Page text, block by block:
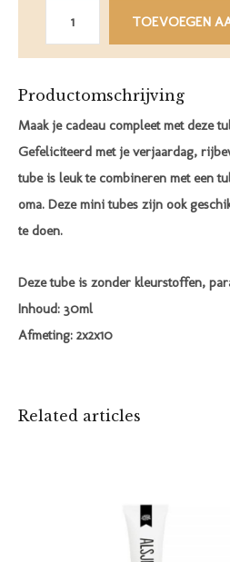
TOEVOEGEN
Productomschrijving
Maak je cadeau compleet met deze
Gefeliciteerd met je verjaardag,
tube is leuk te combineren met een
oma. Deze mini tubes zijn ook
te doen.
Deze tube is zonder kleurstoffen,
Inhoud: 30ml
Afmeting: 2x2x10
Related articles